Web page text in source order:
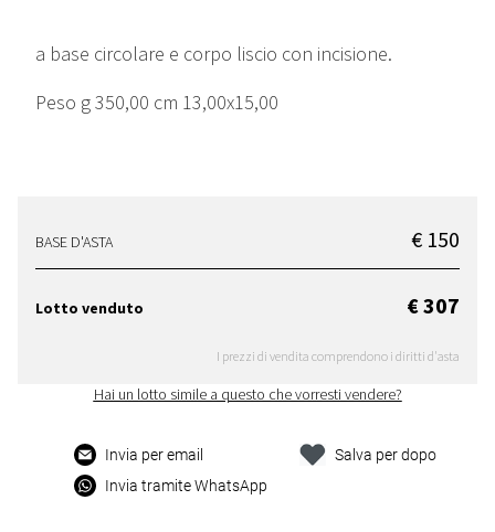
a base circolare e corpo liscio con incisione.
Peso g 350,00 cm 13,00x15,00
BASE D'ASTA € 150
Lotto venduto € 307
I prezzi di vendita comprendono i diritti d'asta
Hai un lotto simile a questo che vorresti vendere?
Invia per email
Invia tramite WhatsApp
Salva per dopo